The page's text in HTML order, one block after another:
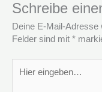
Schreibe
Deine E-Mail-Adresse
Felder sind mit *
eingeben…